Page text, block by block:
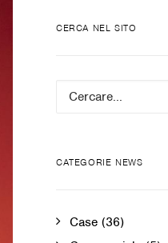
CERCA NEL SITO
CATEGORIE NEWS
Case (36)